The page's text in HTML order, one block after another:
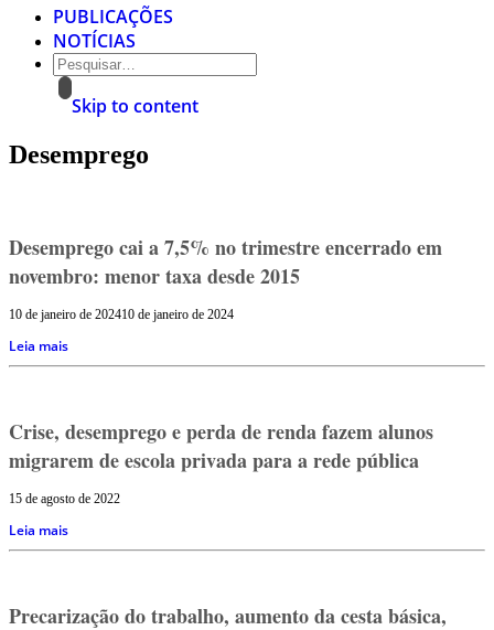
PUBLICAÇÕES
NOTÍCIAS
Skip to content
Desemprego
Desemprego cai a 7,5% no trimestre encerrado em
novembro: menor taxa desde 2015
10 de janeiro de 202410 de janeiro de 2024
Leia mais
Crise, desemprego e perda de renda fazem alunos
migrarem de escola privada para a rede pública
15 de agosto de 2022
Leia mais
Precarização do trabalho, aumento da cesta básica,